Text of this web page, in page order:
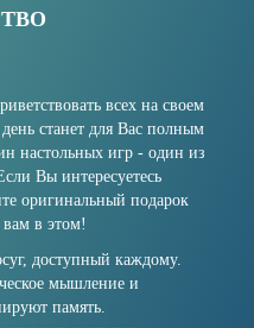
всех на своем
станет для Вас полным
настольных игр - один из
Вы интересуетесь
оригинальный подарок
в этом!
доступный каждому.
мышление и
память.